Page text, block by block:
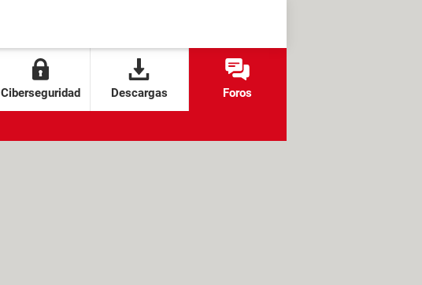
Ciberseguridad Descargas Foros